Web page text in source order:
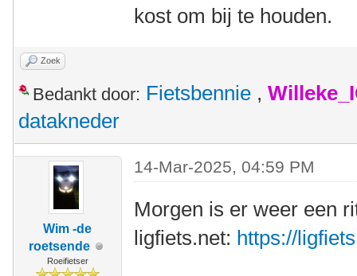
kost om bij te houden.
Zoek
Bedankt door: Fietsbennie ,
datakneder
Wim -de
roetsende
Roeifietser
14-Mar-2025, 04:59 PM
Morgen is er weer een
ligfiets.net: https://